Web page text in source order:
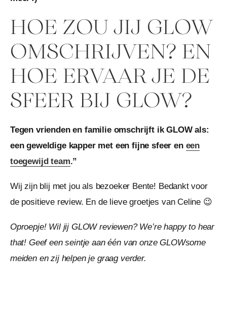
HOE ZOU JIJ GLOW
OMSCHRIJVEN? EN
HOE ERVAAR JE DE
SFEER BIJ GLOW?
Tegen vrienden en familie omschrijft ik GLOW als:
een geweldige kapper met een fijne sfeer en een
toegewijd team.”
Wij zijn blij met jou als bezoeker Bente! Bedankt voor
de positieve review. En de lieve groetjes van Celine 😉
Oproepje! Wil jij GLOW reviewen? We’re happy to hear
that! Geef een seintje aan één van onze GLOWsome
meiden en zij helpen je graag verder.